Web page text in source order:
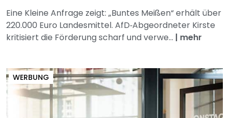
Eine Kleine Anfrage zeigt: „Buntes Meißen“ erhält über
220.000 Euro Landesmittel. AfD‑Abgeordneter Kirste
kritisiert die Förderung scharf und verwe... | mehr
WERBUNG